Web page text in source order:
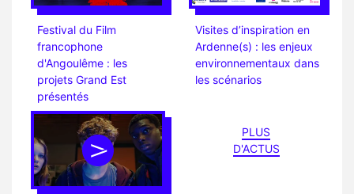
Festival du Film
francophone
d'Angoulême : les
projets Grand Est
présentés
Visites d’inspiration en
Ardenne(s) : les enjeux
environnementaux dans
les scénarios
PLUS
D'ACTUS